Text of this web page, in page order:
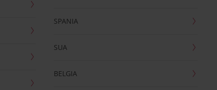
SPANIA
SUA
BELGIA